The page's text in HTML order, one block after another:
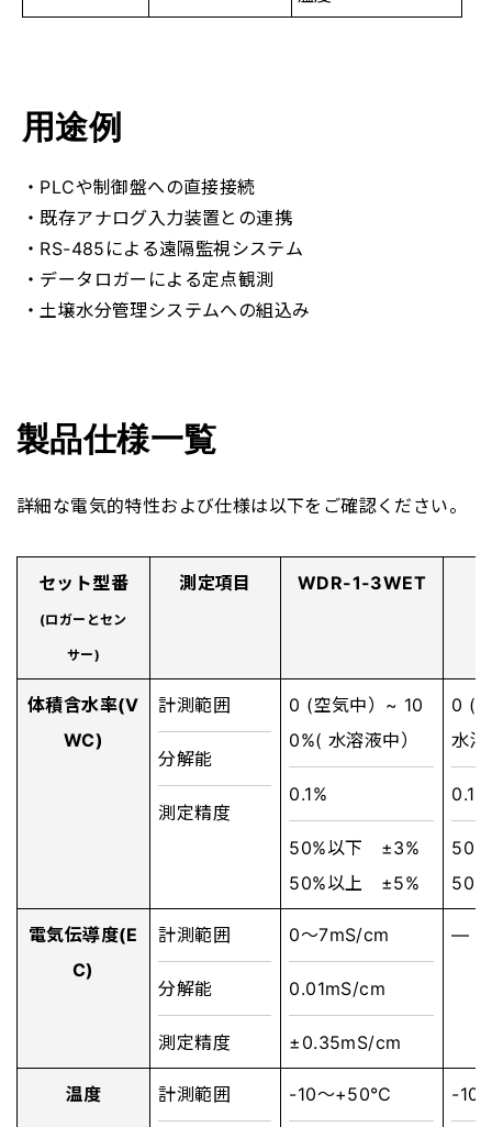
用途例
・PLCや制御盤への直接接続
・既存アナログ入力装置との連携
・RS-485による遠隔監視システム
・データロガーによる定点観測
・土壌水分管理システムへの組込み
製品仕様一覧
詳細な電気的特性および仕様は以下をご確認ください。
セット型番
(ロガーとセン
サー)
測定項目 WDR-1-3WET
体積含水率(V
WC)
計測範囲
分解能
測定精度
0 (空気中）~ 10
0%( 水溶液中）
0.1%
50%以下 ±3%
50%以上 ±5%
0 (
水
0.1%
電気伝導度(E
C)
計測範囲
分解能
測定精度
0～7mS/cm
0.01mS/cm
±0.35mS/cm
―
温度 計測範囲 -10～+50℃ -10